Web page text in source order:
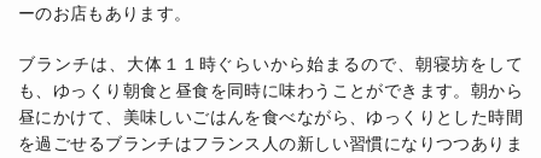
ーのお店もあります。
ブランチは、大体１１時ぐらいから始まるので、朝寝坊をして
も、ゆっくり朝食と昼食を同時に味わうことができます。朝から
昼にかけて、美味しいごはんを食べながら、ゆっくりとした時間
を過ごせるブランチはフランス人の新しい習慣になりつつありま